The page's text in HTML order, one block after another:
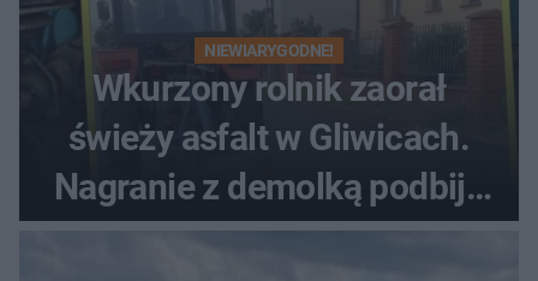
NIEWIARYGODNE!
Wkurzony rolnik zaorał
świeży asfalt w Gliwicach.
Nagranie z demolką podbija
sieć